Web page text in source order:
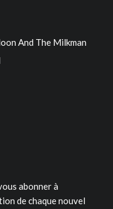
And The Milkman
abonner à
de chaque nouvel